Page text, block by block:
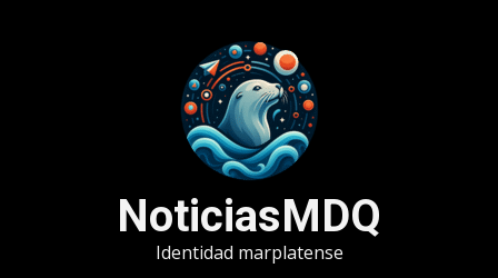
NoticiasMDQ
Identidad marplatense